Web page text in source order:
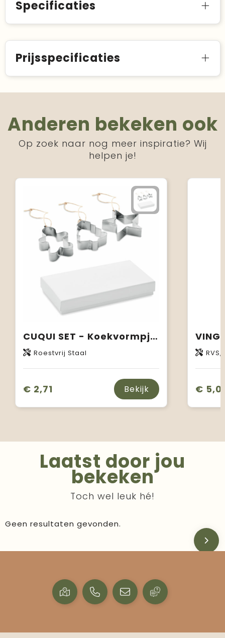
Specificaties
Prijsspecificaties
Anderen bekeken ook
Op zoek naar nog meer inspiratie? Wij
helpen je!
CUQUI SET - Koekvormpjes
Roestvrij Staal
€ 2,71 Bekijk €
Laatst door jou
bekeken
Toch wel leuk hé!
Geen resultaten gevonden.